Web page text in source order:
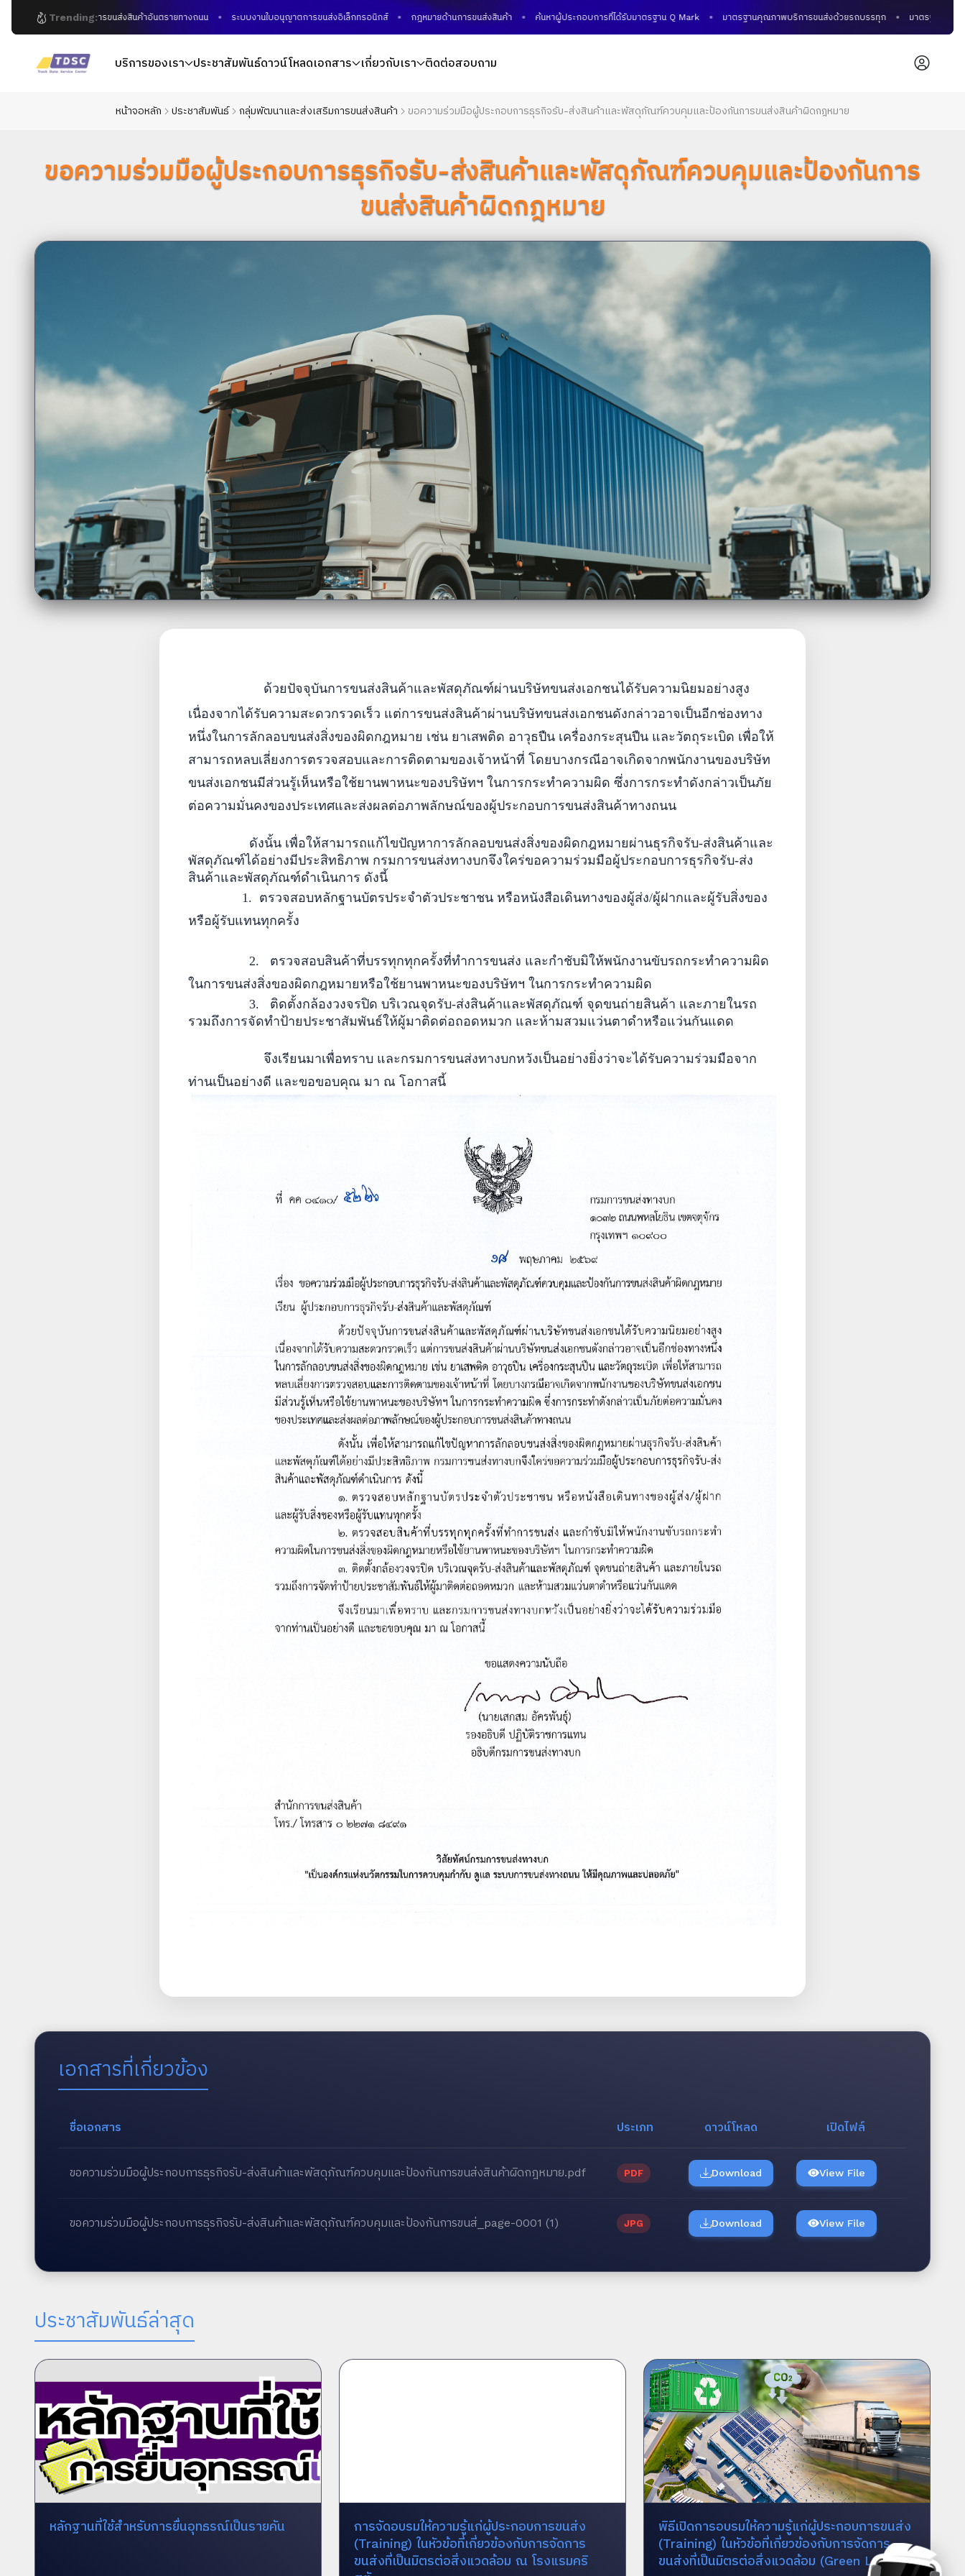
Trending:
การขนส่งสินค้าอันตรายทางถนน ระบบงานใบอนุญาตการขนส่งอิเล็กทรอนิกส์ กฎหมายด้านการขนส่งสินค้า ค้นหาผู้ประกอบการที่ได้รับมาตรฐาน Q Mark มาตรฐานคุณภาพบริการขนส่งด้วยรถบรรทุก มาตรฐานคุณภาพก
บริการของเรา ประชาสัมพันธ์ดาวน์โหลดเอกสาร เกี่ยวกับเรา ติดต่อสอบถาม
หน้าจอหลัก ประชาสัมพันธ์ กลุ่มพัฒนาและส่งเสริมการขนส่งสินค้า ขอความร่วมมือผู้ประกอบการธุรกิจรับ-ส่งสินค้าและพัสดุภัณฑ์ควบคุมและป้องกันการขนส่งสินค้าผิดกฎหมาย
ขอความร่วมมือผู้ประกอบการธุรกิจรับ-ส่งสินค้าและพัสดุภัณฑ์ควบคุมและป้องกันการ
ขนส่งสินค้าผิดกฎหมาย
ด้วยปัจจุบันการขนส่งสินค้าและพัสดุภัณฑ์ผ่านบริษัทขนส่งเอกชนได้รับความนิยมอย่างสูง
เนื่องจากได้รับความสะดวกรวดเร็ว แต่การขนส่งสินค้าผ่านบริษัทขนส่งเอกชนดังกล่าวอาจเป็นอีกช่องทาง
หนึ่งในการลักลอบขนส่งสิ่งของผิดกฎหมาย เช่น ยาเสพติด อาวุธปืน เครื่องกระสุนปืน และวัตถุระเบิด เพื่อให้
สามารถหลบเลี่ยงการตรวจสอบและการติดตามของเจ้าหน้าที่ โดยบางกรณีอาจเกิดจากพนักงานของบริษัท
ขนส่งเอกชนมีส่วนรู้เห็นหรือใช้ยานพาหนะของบริษัทฯ ในการกระทำความผิด ซึ่งการกระทำดังกล่าวเป็นภัย
ต่อความมั่นคงของประเทศและส่งผลต่อภาพลักษณ์ของผู้ประกอบการขนส่งสินค้าทางถนน
ดังนั้น เพื่อให้สามารถแก้ไขปัญหาการลักลอบขนส่งสิ่งของผิดกฎหมายผ่านธุรกิจรับ-ส่งสินค้าและ
พัสดุภัณฑ์ได้อย่างมีประสิทธิภาพ กรมการขนส่งทางบกจึงใคร่ขอความร่วมมือผู้ประกอบการธุรกิจรับ-ส่ง
สินค้าและพัสดุภัณฑ์ดำเนินการ ดังนี้
1. ตรวจสอบหลักฐานบัตรประจำตัวประชาชน หรือหนังสือเดินทางของผู้ส่ง/ผู้ฝากและผู้รับสิ่งของ
หรือผู้รับแทนทุกครั้ง
2. ตรวจสอบสินค้าที่บรรทุกทุกครั้งที่ทำการขนส่ง และกำชับมิให้พนักงานขับรถกระทำความผิด
ในการขนส่งสิ่งของผิดกฎหมายหรือใช้ยานพาหนะของบริษัทฯ ในการกระทำความผิด
3.
ติดตั้งกล้องวงจรปิด บริเวณจุดรับ-ส่งสินค้าและพัสดุภัณฑ์ จุดขนถ่ายสินค้า และภายในรถ
รวมถึงการจัดทำป้ายประชาสัมพันธ์ให้ผู้มาติดต่อถอดหมวก และห้ามสวมแว่นตาดำหรือแว่นกันแดด
จึงเรียนมาเพื่อทราบ และกรมการขนส่งทางบกหวังเป็นอย่างยิ่งว่าจะได้รับความร่วมมือจาก
ท่านเป็นอย่างดี และขอขอบคุณ มา ณ โอกาสนี้
เอกสารที่เกี่ยวข้อง
ชื่อเอกสาร ประเภท ดาวน์โหลด เปิดไฟล์
ขอความร่วมมือผู้ประกอบการธุรกิจรับ-ส่งสินค้าและพัสดุภัณฑ์ควบคุมและป้องกันการขนส่งสินค้าผิดกฎหมาย.pdf PDF Download View File
ขอความร่วมมือผู้ประกอบการธุรกิจรับ-ส่งสินค้าและพัสดุภัณฑ์ควบคุมและป้องกันการขนส่_page-0001 (1) JPG Download View File
ประชาสัมพันธ์ล่าสุด
หลักฐานที่ใช้สำหรับการยื่นอุทธรณ์เป็นรายคัน
การจัดอบรมให้ความรู้แก่ผู้ประกอบการขนส่ง
(Training) ในหัวข้อที่เกี่ยวข้องกับการจัดการ
ขนส่งที่เป็นมิตรต่อสิ่งแวดล้อม ณ โรงแรมคริ
พิธีเปิดการอบรมให้ความรู้แก่ผู้ประกอบการขนส่ง
(Training) ในหัวข้อที่เกี่ยวข้องกับการจัดการ
ขนส่งที่เป็นมิตรต่อสิ่งแวดล้อม (Green Lo...